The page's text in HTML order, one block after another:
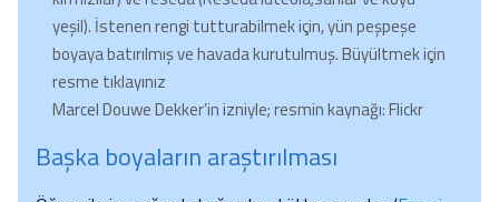
yeşil). İstenen rengi tutturabilmek için, yün peşpeşe
boyaya batırılmış ve havada kurutulmuş. Büyültmek için
resme tıklayınız
Marcel Douwe Dekker’in izniyle; resmin kaynağı: Flickr
Başka boyaların araştırılması